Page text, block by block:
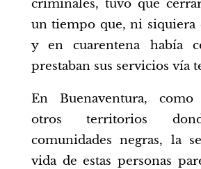
criminales, tuvo que
un tiempo que, ni siquiera
y en cuarentena había
prestaban sus servicios vía
En Buenaventura,
otros territorios
comunidades negras, la
vida de estas personas